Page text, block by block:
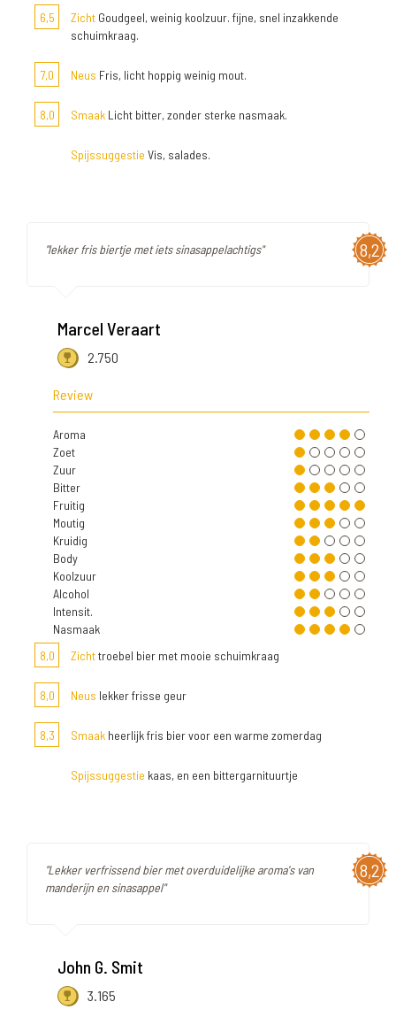
6,5
Zicht Goudgeel, weinig koolzuur. fijne, snel inzakkende
schuimkraag.
7,0 Neus Fris, licht hoppig weinig mout.
8,0 Smaak Licht bitter, zonder sterke nasmaak.
Spijssuggestie Vis, salades.
8,2
"lekker fris biertje met iets sinasappelachtigs"
Marcel Veraart
2.750
Review
Aroma
Zoet
Zuur
Bitter
Fruitig
Moutig
Kruidig
Body
Koolzuur
Alcohol
Intensit.
Nasmaak
8,0
Zichttroebel bier met mooie schuimkraag
8,0 Neus lekker frisse geur
8,3 Smaak heerlijk fris bier voor een warme zomerdag
Spijssuggestie kaas, en een bittergarnituurtje
8,2
"Lekker verfrissend bier met overduidelijke aroma's van
manderijn en sinasappel"
John G. Smit
3.165